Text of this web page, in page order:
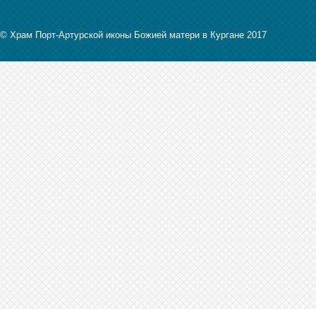
© Храм Порт-Артурской иконы Божией матери в Кургане 2017